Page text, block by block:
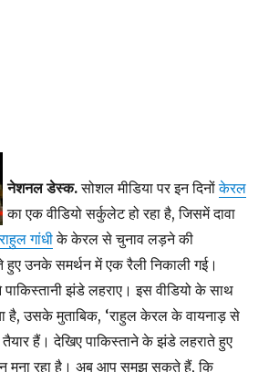
नेशनल डेस्क.सोशल मीडिया पर इन दिनोंकेरल
का एक वीडियो सर्कुलेट हो रहा है, जिसमें दावा
राहुल गांधीके केरल से चुनाव लड़ने की
हुए उनकेसमर्थनमें एक रैली निकाली गई।
झंडे लहराए। इस वीडियो के साथ
है, उसके मुताबिक, ‘राहुल केरल के वायनाड़ से
हैं। देखिए पाकिस्ताने के झंडे लहराते हुए
मना रहा है। अब आप समझ सकते हैं, कि